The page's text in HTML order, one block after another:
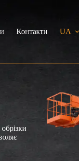
Контакти UA